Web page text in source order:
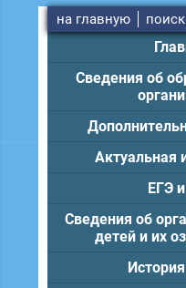
на главную
Сведения об
Актуальная
ЕГЭ
Сведения об
детей и их